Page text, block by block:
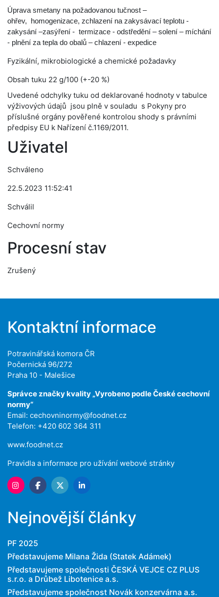
Úprava smetany na požadovanou tučnost –
ohřev, homogenizace, zchlazení na zakysávací teplotu -
zakysání –zasýření - termizace - odstředění – solení – míchání
- plnění za tepla do obalů – chlazení - expedice
Fyzikální, mikrobiologické a chemické požadavky
Obsah tuku 22 g/100 (+-20 %)
Uvedené odchylky tuku od deklarované hodnoty v tabulce
výživových údajů jsou plně v souladu s Pokyny pro
příslušné orgány pověřené kontrolou shody s právními
předpisy EU k Nařízení č.1169/2011.
Uživatel
Schváleno
22.5.2023 11:52:41
Schválil
Cechovní normy
Procesní stav
Zrušený
Kontaktní informace
Potravinářská komora ČR
Počernická 96/272
Praha 10 - Malešice
Správce značky kvality „Vyrobeno podle České cechovní
normy“
Email: cechovninormy@foodnet.cz
Telefon: +420 602 364 311
www.foodnet.cz
Pravidla a informace pro užívání webové stránky
Nejnovější články
PF 2025
Představujeme Milana Žida (Statek Adámek)
Představujeme společnosti ČESKÁ VEJCE CZ PLUS
s.r.o. a Drůbež Libotenice a.s.
Představujeme společnost Novák konzervárna a.s.